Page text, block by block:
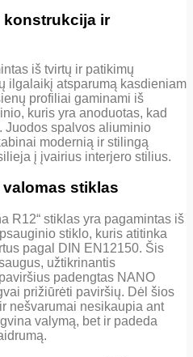
ir
iš tvirtų ir patikimų
ilgalaikį atsparumą kasdieniam
profiliai gaminami iš
kuris yra anoduotas, kad
Juodos spalvos aliuminio
modernią ir stilingą
į įvairius interjero stilius.
stiklas
R12“ stiklas yra pagamintas iš
stiklo, kuris atitinka
pagal DIN EN12150. Šis
užtikrinantis
padengtas NANO
prižiūrėti paviršių. Dėl šios
nešvarumai nesikaupia ant
valymą, bet ir padeda